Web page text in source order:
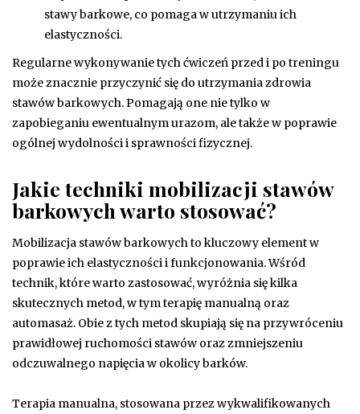
stawy barkowe, co pomaga w utrzymaniu ich
elastyczności.
Regularne wykonywanie tych ćwiczeń przed i po treningu
może znacznie przyczynić się do utrzymania zdrowia
stawów barkowych. Pomagają one nie tylko w
zapobieganiu ewentualnym urazom, ale także w poprawie
ogólnej wydolności i sprawności fizycznej.
Jakie techniki mobilizacji stawów
barkowych warto stosować?
Mobilizacja stawów barkowych to kluczowy element w
poprawie ich elastyczności i funkcjonowania. Wśród
technik, które warto zastosować, wyróżnia się kilka
skutecznych metod, w tym terapię manualną oraz
automasaż. Obie z tych metod skupiają się na przywróceniu
prawidłowej ruchomości stawów oraz zmniejszeniu
odczuwalnego napięcia w okolicy barków.
Terapia manualna, stosowana przez wykwalifikowanych